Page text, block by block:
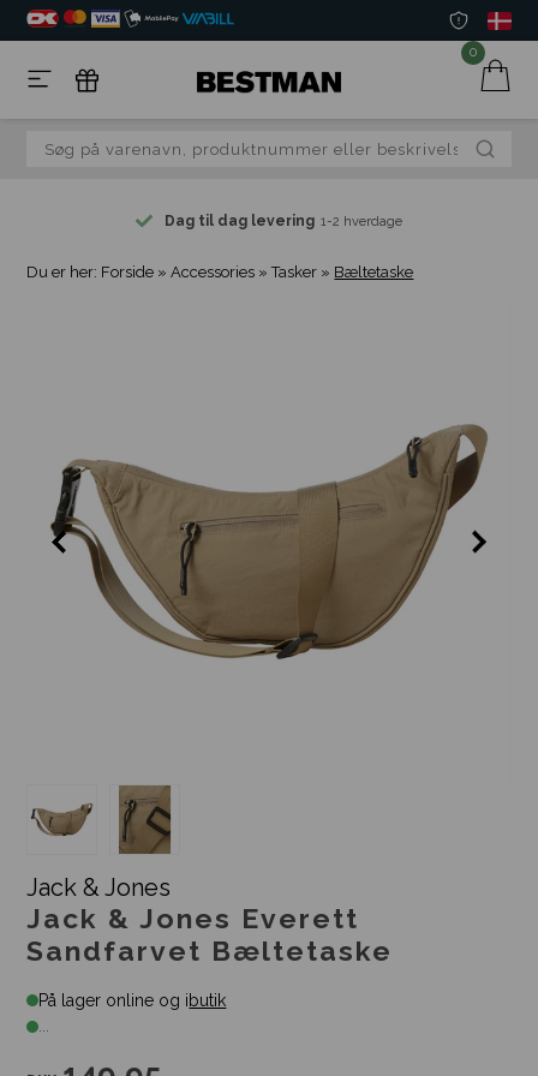
0
Dag til dag levering 1-2 hverdage
Du er her: Forside »Accessories »Tasker » Bæltetaske
Jack & Jones
Jack & Jones Everett
Sandfarvet Bæltetaske
På lager online og ibutik
...